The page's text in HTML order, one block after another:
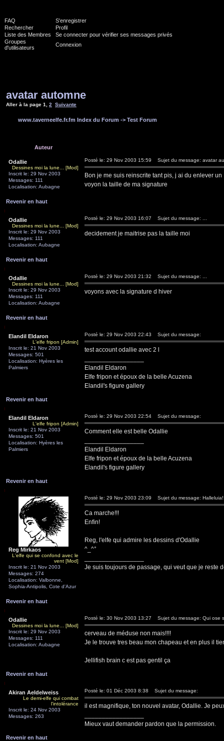
FAQ
S'enregistrer
Rechercher
Profil
Liste des Membres
Se connecter pour vérifier ses messages privés
Groupes
d'utilisateurs
Connexion
avatar automne
Aller à la page 1 2 Suivante
www.taverneelfe.fr.fm Index du Forum -> Test Forum
Auteur
Odallie
Dessines moi la lune... [Mod]
Inscrit le: 29 Nov 2003
Messages: 111
Localisation: Aubagne
Posté le: 29 Nov 2003 15:59 Sujet du message: avatar
Bon je me suis reinscrite tant pis, j ai du enlever
voyon la taille de ma signature
Revenir en haut
Odallie
Dessines moi la lune... [Mod]
Inscrit le: 29 Nov 2003
Messages: 111
Localisation: Aubagne
Posté le: 29 Nov 2003 16:07 Sujet du message: ...
decidement je maitrise pas la taille moi
Revenir en haut
Odallie
Dessines moi la lune... [Mod]
Inscrit le: 29 Nov 2003
Messages: 111
Localisation: Aubagne
Posté le: 29 Nov 2003 21:32 Sujet du message: ...
voyons avec la signature d hiver
Revenir en haut
Elandil Eldaron
L'elfe fripon [Admin]
Inscrit le: 21 Nov 2003
Messages: 501
Localisation: Hyères les
Palmiers
Posté le: 29 Nov 2003 22:43 Sujet du message:
test account odallie avec 2 l
Elandil Eldaron
Elfe fripon et époux de la belle Acuzena
Elandil's figure gallery
Revenir en haut
Elandil Eldaron
L'elfe fripon [Admin]
Inscrit le: 21 Nov 2003
Messages: 501
Localisation: Hyères les
Palmiers
Posté le: 29 Nov 2003 22:54 Sujet du message:
Comment elle est belle Odallie
Elandil Eldaron
Elfe fripon et époux de la belle Acuzena
Elandil's figure gallery
Revenir en haut
Reg Mirkaos
L'elfe qui se confond avec le
vent [Mod]
Inscrit le: 21 Nov 2003
Messages: 274
Localisation: Valbonne,
Sophia-Antipolis, Cote d'Azur
Posté le: 29 Nov 2003 23:09 Sujet du message:
Ca marche!!!
Enfin!
Reg, l'elfe qui admire les dessins d'Odallie
^_^°
Je suis toujours de passage, qui veut que je reste
Revenir en haut
Odallie
Dessines moi la lune... [Mod]
Inscrit le: 29 Nov 2003
Messages: 111
Localisation: Aubagne
Posté le: 30 Nov 2003 13:27 Sujet du message: Qui ose
cerveau de méduse non mais!!!!
Je le trouve tres beau mon chapeau et en plus il
Jellifish brain c est pas gentil ça
Revenir en haut
Akiran Aeldelweiss
Le demi-elfe qui combat
l'intolérance
Inscrit le: 24 Nov 2003
Messages: 263
Posté le: 01 Déc 2003 8:38 Sujet du message:
il est magnifique, ton nouvel avatar, Odallie. Je
Mieux vaut demander pardon que la permission.
Revenir en haut